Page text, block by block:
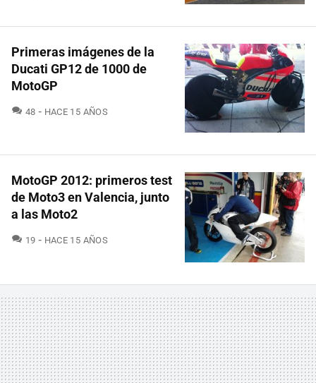
Primeras imágenes de la
Ducati GP12 de 1000 de
MotoGP
48 COMENTARIOS
HACE 15 AÑOS
MotoGP 2012: primeros test
de Moto3 en Valencia, junto
a las Moto2
19 COMENTARIOS
HACE 15 AÑOS